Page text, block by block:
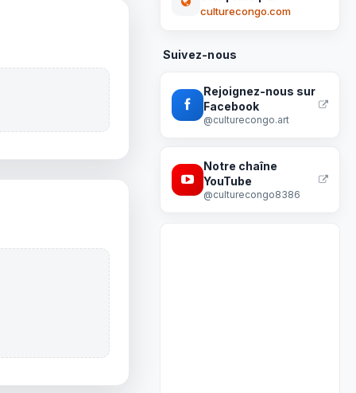
culturecongo.com
Suivez-nous
Rejoignez-nous sur
Facebook
@culturecongo.art
Notre chaîne
YouTube
@culturecongo8386